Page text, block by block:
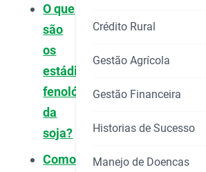
O que
são
os
estádios
fenológicos
da
soja?
Como
Crédito Rural
Gestão Agrícola
Gestão Financeira
Historias de Sucesso
Manejo de Doencas